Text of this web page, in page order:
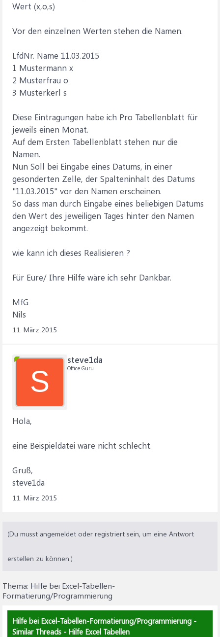
Wert (x,o,s)
Vor den einzelnen Werten stehen die Namen.
LfdNr. Name 11.03.2015
1 Mustermann x
2 Musterfrau o
3 Musterkerl s
Diese Eintragungen habe ich Pro Tabellenblatt für
jeweils einen Monat.
Auf dem Ersten Tabellenblatt stehen nur die
Namen.
Nun Soll bei Eingabe eines Datums, in einer
gesonderten Zelle, der Spalteninhalt des Datums
"11.03.2015" vor den Namen erscheinen.
So dass man durch Eingabe eines beliebigen Datums
den Wert des jeweiligen Tages hinter den Namen
angezeigt bekommt.
wie kann ich dieses Realisieren ?
Für Eure/ Ihre Hilfe wäre ich sehr Dankbar.
MfG
Nils
11. März 2015
S
steve1da
Office Guru
Hola,
eine Beispieldatei wäre nicht schlecht.
Gruß,
steve1da
11. März 2015
(Du musst angemeldet oder registriert sein, um eine Antwort
erstellen zu können.)
Thema: Hilfe bei Excel-Tabellen-
Formatierung/Programmierung
Hilfe bei Excel-Tabellen-Formatierung/Programmierung -
Similar Threads - Hilfe Excel Tabellen